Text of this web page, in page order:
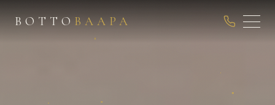
ВОТТО ВААРА